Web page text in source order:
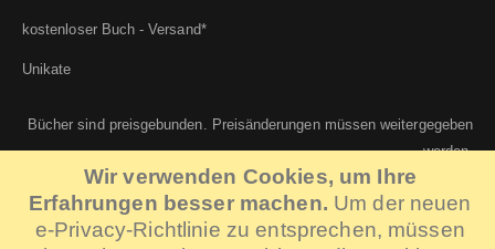
Wir verwenden Cookies, um Ihre
Erfahrungen besser machen. Um der neuen
e-Privacy-Richtlinie zu entsprechen, müssen
kostenloser Buch - Versand*
Unikate
Bücher sind preisgebunden. Preisänderungen müssen weitergegeben
werden.
©...v.KLOEDEN KG | IT:Systemhaus Berlin